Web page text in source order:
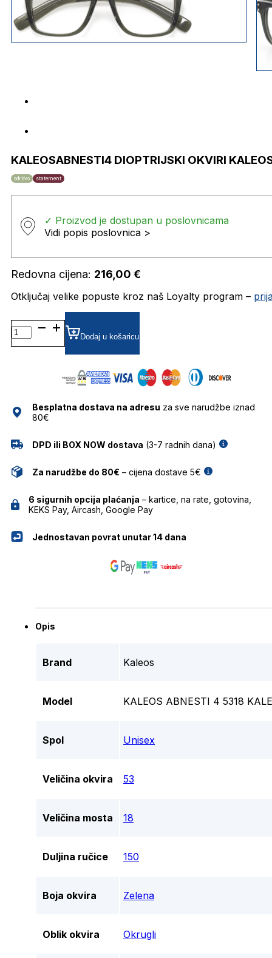
KALEOSABNESTI4 DIOPTRIJSKI OKVIRI
održivo statement
✓ Proizvod je dostupan u poslovnicama
Vidi popis poslovnica >
Redovna cijena: 216,00 €
Otključaj velike popuste kroz naš Loyalty program –
KALEOSABNESTI4 DIOPTRIJSKI
OKVIRI
KALEOS
Dodaj u košaricu
Besplatna dostava na adresu za sve narudžbe iznad
80€
DPD ili BOX NOW dostava (3-7 radnih dana)
Za narudžbe do 80€ – cijena dostave 5€
6 sigurnih opcija plaćanja – kartice, na rate, gotovina,
KEKS Pay, Aircash, Google Pay
Jednostavan povrat unutar 14 dana
Opis
Brand Kaleos
Model KALEOS ABNESTI 4 5318
Spol Unisex
Veličina okvira 53
Veličina mosta 18
Duljina ručice 150
Boja okvira Zelena
Oblik okvira Okrugli